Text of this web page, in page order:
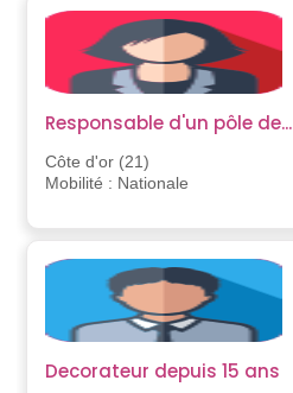
Responsable d'un pôle de...
Côte d'or (21)
Mobilité : Nationale
Decorateur depuis 15 ans